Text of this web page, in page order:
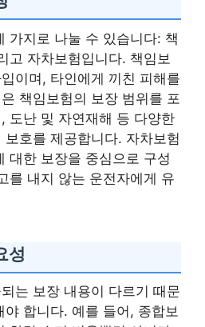
가지로 나눌 수 있습니다: 책
고 자차보험입니다. 책임보
이며, 타인에게 끼친 피해를
책임보험의 보장 범위를 포
도난 및 자연재해 등 다양한
호를 제공합니다. 자차보험
대한 보장을 중심으로 구성
를 내지 않는 운전자에게 유
성
는 보장 내용이 다르기 때문
야 합니다. 예를 들어, 종합보